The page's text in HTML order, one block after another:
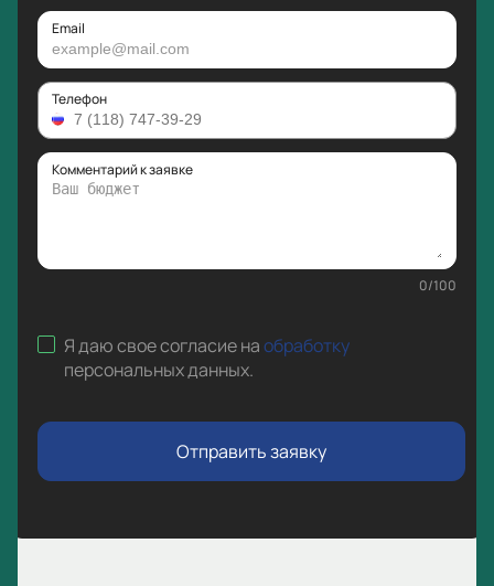
Email
Телефон
Комментарий к заявке
0/100
Я даю свое согласие наобработку
персональных данных.
Отправить заявку